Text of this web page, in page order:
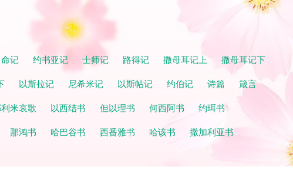
记 约书亚记 士师记 路得记 撒母耳记上
撒母耳记下
以斯拉记 尼希米记 以斯帖记 约伯记 诗篇
箴言
米哀歌 以西结书 但以理书 何西阿书
约珥书
那鸿书 哈巴谷书 西番雅书 哈该书
撒加利亚书